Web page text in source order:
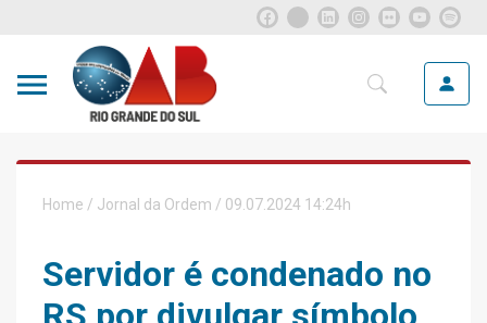
Home / Jornal da Ordem / 09.07.2024 14:24h
Servidor é condenado no